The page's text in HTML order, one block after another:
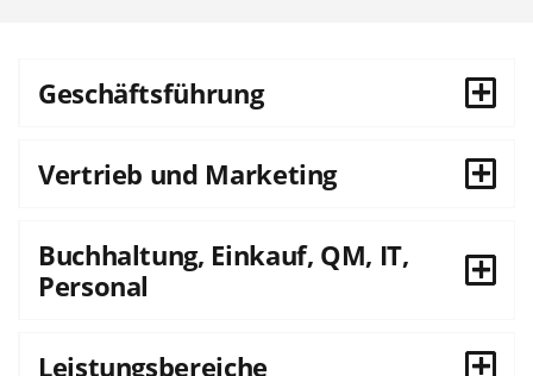
Geschäftsführung
Vertrieb und Marketing
Buchhaltung, Einkauf, QM, IT,
Personal
Leistungsbereiche